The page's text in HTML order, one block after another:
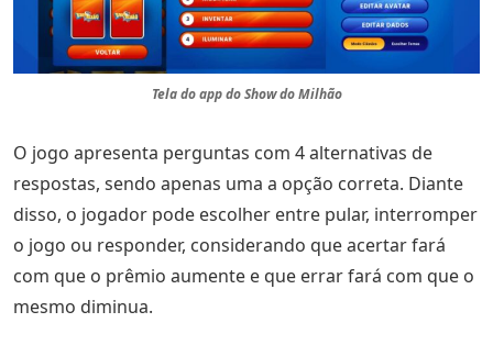
Tela do app do Show do Milhão
O jogo apresenta perguntas com 4 alternativas de
respostas, sendo apenas uma a opção correta. Diante
disso, o jogador pode escolher entre pular, interromper
o jogo ou responder, considerando que acertar fará
com que o prêmio aumente e que errar fará com que o
mesmo diminua.